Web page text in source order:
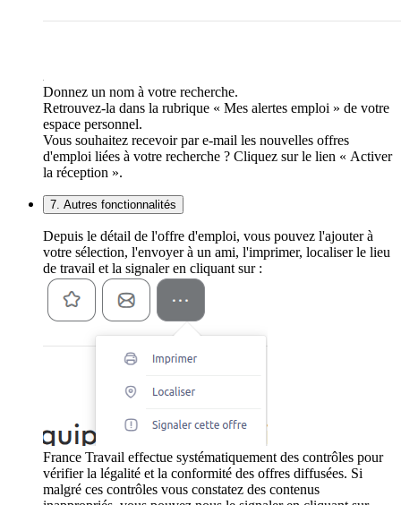
Donnez un nom à votre recherche.
Retrouvez-la dans la rubrique « Mes alertes emploi » de votre
espace personnel.
Vous souhaitez recevoir par e-mail les nouvelles offres
d'emploi liées à votre recherche ? Cliquez sur le lien « Activer
la réception ».
7. Autres fonctionnalités
Depuis le détail de l'offre d'emploi, vous pouvez l'ajouter à
votre sélection, l'envoyer à un ami, l'imprimer, localiser le lieu
de travail et la signaler en cliquant sur :
France Travail effectue systématiquement des contrôles pour
vérifier la légalité et la conformité des offres diffusées. Si
malgré ces contrôles vous constatez des contenus